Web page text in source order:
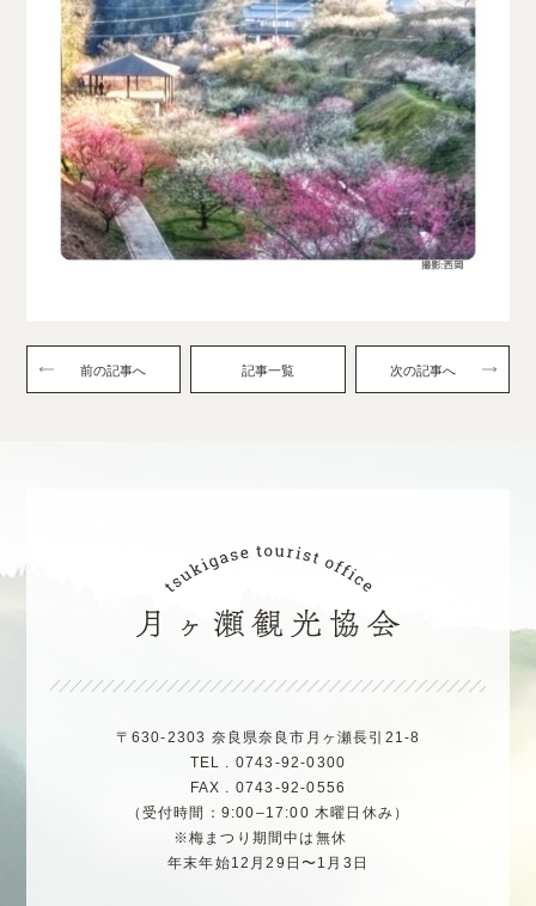
前の記事へ 記事一覧 次の記事へ
〒630-2303 奈良県奈良市月ヶ瀬長引21-8
TEL . 0743-92-0300
FAX . 0743-92-0556
（受付時間：9:00–17:00 木曜日休み）
※梅まつり期間中は無休
年末年始12月29日〜1月3日